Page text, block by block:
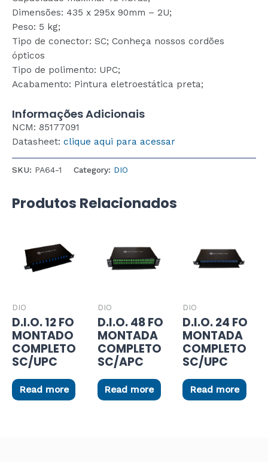
Dimensões: 435 x 295x 90mm – 2U;
Peso: 5 kg;
Tipo de conector: SC; Conheça nossos cordões
ópticos
Tipo de polimento: UPC;
Acabamento: Pintura eletroestática preta;
Informações Adicionais
NCM: 85177091
Datasheet: clique aqui para acessar
SKU: PA64-1 Category: DIO
Produtos Relacionados
DIO
D.I.O. 12 FO
MONTADO
COMPLETO
SC/UPC
Read more
DIO
D.I.O. 48 FO
MONTADA
COMPLETO
SC/APC
Read more
DIO
D.I.O. 24 FO
MONTADA
COMPLETO
SC/UPC
Read more